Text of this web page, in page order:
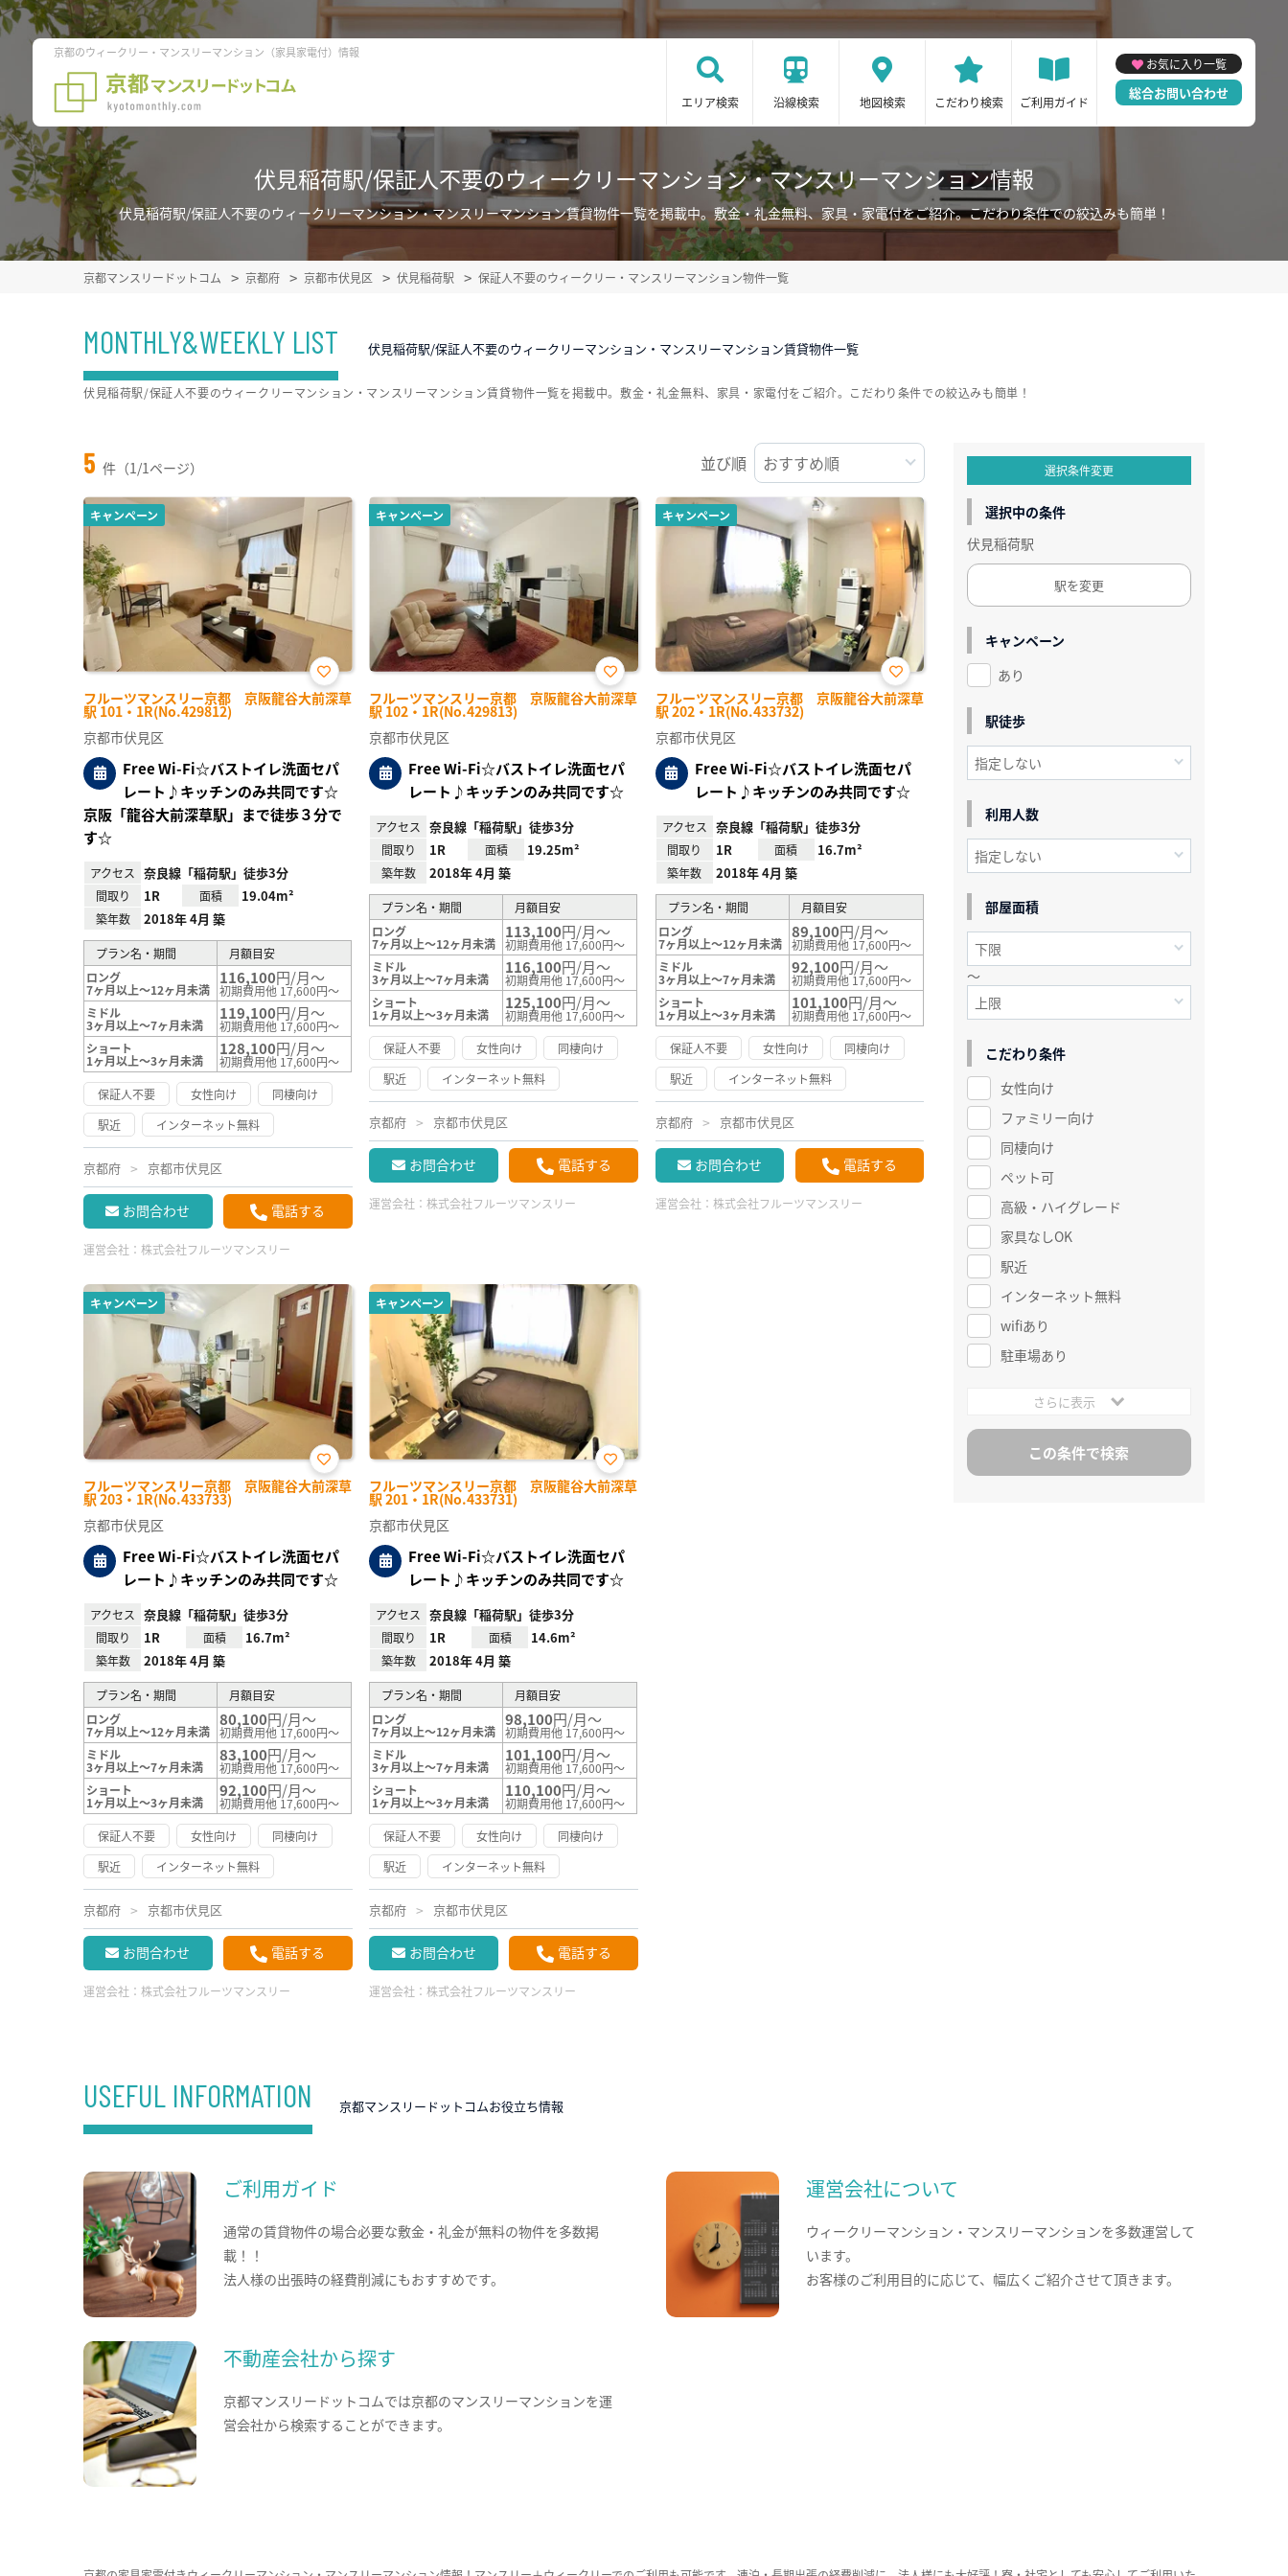
京都のウィークリー・マンスリーマンション（家具家電付）情報
エリア検索 沿線検索 地図検索 こだわり検索 ご利用ガイド
お気に入り一覧
総合お問い合わせ
伏見稲荷駅/保証人不要のウィークリーマンション・マンスリーマンション情報
伏見稲荷駅/保証人不要のウィークリーマンション・マンスリーマンション賃貸物件一覧を掲載中。敷金・礼金無料、家具・家電付をご紹介。こだわり条件での絞込みも簡単！
京都マンスリードットコム 京都府 京都市伏見区 伏見稲荷駅 保証人不要のウィークリー・マンスリーマンション物件一覧
MONTHLY&WEEKLY LIST 伏見稲荷駅/保証人不要のウィークリーマンション・マンスリーマンション賃貸物件一覧
5 件（1/1ページ） 並び順
キャンペーン
フルーツマンスリー京都 京阪龍谷大前深草
駅 101・1R(No.429812)
お気
に入
京都市伏見区
Free Wi-Fi☆バストイレ洗面セパ
レート♪キッチンのみ共同です☆
京阪「龍谷大前深草駅」まで徒歩３分で
す☆
アクセス 奈良線「稲荷駅」徒歩3分
間取り 1R 面積 19.04m²
築年数 2018年 4月 築
プラン名・期間
月額目安
ロング
7ヶ月以上～12ヶ月未満
116,100円/月～
初期費用他 17,600円～
ミドル
3ヶ月以上～7ヶ月未満
119,100円/月～
初期費用他 17,600円～
ショート
1ヶ月以上～3ヶ月未満
128,100円/月～
初期費用他 17,600円～
保証人不要
女性向け
同棲向け
駅近
インターネット無料
京都府 京都市伏見区
お問合わせ 電話する
運営会社： 株式会社フルーツマンスリー
キャンペーン
フルーツマンスリー京都 京阪龍谷大前深草
駅 102・1R(No.429813)
お気
に入
京都市伏見区
Free Wi-Fi☆バストイレ洗面セパ
レート♪キッチンのみ共同です☆
アクセス 奈良線「稲荷駅」徒歩3分
間取り 1R 面積 19.25m²
築年数 2018年 4月 築
プラン名・期間
月額目安
ロング
7ヶ月以上～12ヶ月未満
113,100円/月～
初期費用他 17,600円～
ミドル
3ヶ月以上～7ヶ月未満
116,100円/月～
初期費用他 17,600円～
ショート
1ヶ月以上～3ヶ月未満
125,100円/月～
初期費用他 17,600円～
保証人不要
女性向け
同棲向け
駅近
インターネット無料
京都府 京都市伏見区
お問合わせ 電話する
運営会社：株式会社フルーツマンスリー
キャンペーン
フルーツマンスリー京都 京阪龍谷大前深草
駅 202・1R(No.433732)
お気
に入
京都市伏見区
Free Wi-Fi☆バストイレ洗面セパ
レート♪キッチンのみ共同です☆
アクセス 奈良線「稲荷駅」徒歩3分
間取り 1R 面積 16.7m²
築年数 2018年 4月 築
プラン名・期間
月額目安
ロング
7ヶ月以上～12ヶ月未満
89,100円/月～
初期費用他 17,600円～
ミドル
3ヶ月以上～7ヶ月未満
92,100円/月～
初期費用他 17,600円～
ショート
1ヶ月以上～3ヶ月未満
101,100円/月～
初期費用他 17,600円～
保証人不要
女性向け
同棲向け
駅近
インターネット無料
京都府 京都市伏見区
お問合わせ 電話する
運営会社： 株式会社フルーツマンスリー
キャンペーン
フルーツマンスリー京都 京阪龍谷大前深草
駅 203・1R(No.433733)
お気
に入
京都市伏見区
Free Wi-Fi☆バストイレ洗面セパ
レート♪キッチンのみ共同です☆
アクセス 奈良線「稲荷駅」徒歩3分
間取り 1R 面積 16.7m²
築年数 2018年 4月 築
プラン名・期間
月額目安
ロング
7ヶ月以上～12ヶ月未満
80,100円/月～
初期費用他 17,600円～
ミドル
3ヶ月以上～7ヶ月未満
83,100円/月～
初期費用他 17,600円～
ショート
1ヶ月以上～3ヶ月未満
92,100円/月～
初期費用他 17,600円～
保証人不要
女性向け
同棲向け
駅近
インターネット無料
京都府 京都市伏見区
お問合わせ 電話する
運営会社： 株式会社フルーツマンスリー
キャンペーン
フルーツマンスリー京都 京阪龍谷大前深草
駅 201・1R(No.433731)
お気
に入
京都市伏見区
Free Wi-Fi☆バストイレ洗面セパ
レート♪キッチンのみ共同です☆
アクセス 奈良線「稲荷駅」徒歩3分
間取り 1R 面積 14.6m²
築年数 2018年 4月 築
プラン名・期間
月額目安
ロング
7ヶ月以上～12ヶ月未満
98,100円/月～
初期費用他 17,600円～
ミドル
3ヶ月以上～7ヶ月未満
101,100円/月～
初期費用他 17,600円～
ショート
1ヶ月以上～3ヶ月未満
110,100円/月～
初期費用他 17,600円～
保証人不要
女性向け
同棲向け
駅近
インターネット無料
京都府 京都市伏見区
お問合わせ 電話する
運営会社：株式会社フルーツマンスリー
伏見稲荷駅/保証人不要のウィークリーマンション・マンスリーマンション賃貸物件一覧を掲載中。敷金・礼金無料、家具・家電付をご紹介。こだわり条件での絞込みも簡単！
選択条件変更
選択中の条件
伏見稲荷駅
駅を変更
キャンペーン
あり
駅徒歩
利用人数
部屋面積
～
こだわり条件
女性向け
ファミリー向け
同棲向け
ペット可
高級・ハイグレード
家具なしOK
駅近
インターネット無料
wifiあり
駐車場あり
さらに表示
USEFUL INFORMATION 京都マンスリードットコムお役立ち情報
ご利用ガイド
通常の賃貸物件の場合必要な敷金・礼金が無料の物件を多数掲
載！！
法人様の出張時の経費削減にもおすすめです。
運営会社について
ウィークリーマンション・マンスリーマンションを多数運営して
います。
お客様のご利用目的に応じて、幅広くご紹介させて頂きます。
不動産会社から探す
京都マンスリードットコムでは京都のマンスリーマンションを運
営会社から検索することができます。